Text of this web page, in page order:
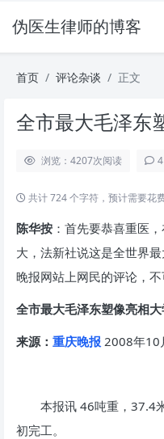
伪医生律师的博客
首页 评论杂谈 正文
全市最大毛泽东
浏览：4207次阅读
共计 724 个字符，预计需要花
陈华按 ：首先要恭喜重医
大，法新社说这是全世界
晚报网站上网民的评论，不
全市最大毛泽东塑像亮相
来源： 重庆晚报 2008年10
本报讯 46吨重，37.4米
初完工。